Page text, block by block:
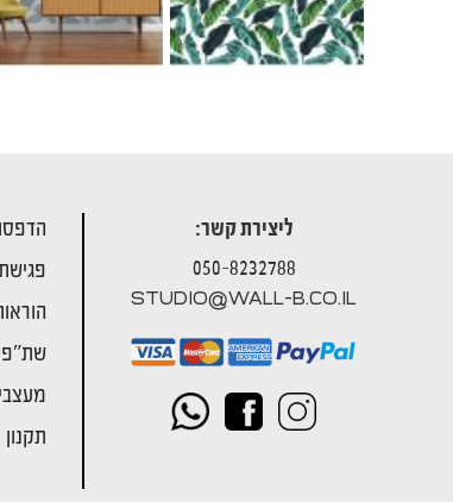
ליצירת קשר:
050-8232788
STUDIO@WALL-B.CO.IL
תקנון